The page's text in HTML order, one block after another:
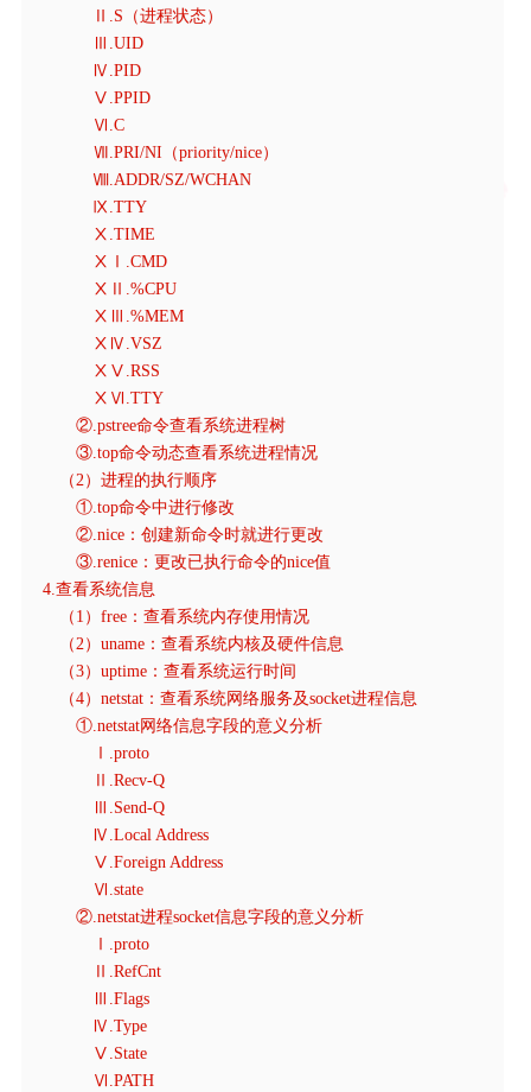
Ⅱ.S（进程状态）
Ⅲ.UID
Ⅳ.PID
Ⅴ.PPID
Ⅵ.C
Ⅶ.PRI/NI（priority/nice）
Ⅷ.ADDR/SZ/WCHAN
Ⅸ.TTY
Ⅹ.TIME
ⅩⅠ.CMD
ⅩⅡ.%CPU
ⅩⅢ.%MEM
ⅩⅣ.VSZ
ⅩⅤ.RSS
ⅩⅥ.TTY
②.pstree命令查看系统进程树
③.top命令动态查看系统进程情况
（2）进程的执行顺序
①.top命令中进行修改
②.nice：创建新命令时就进行更改
③.renice：更改已执行命令的nice值
4.查看系统信息
（1）free：查看系统内存使用情况
（2）uname：查看系统内核及硬件信息
（3）uptime：查看系统运行时间
（4）netstat：查看系统网络服务及socket进程信息
①.netstat网络信息字段的意义分析
Ⅰ.proto
Ⅱ.Recv-Q
Ⅲ.Send-Q
Ⅳ.Local Address
Ⅴ.Foreign Address
Ⅵ.state
②.netstat进程socket信息字段的意义分析
Ⅰ.proto
Ⅱ.RefCnt
Ⅲ.Flags
Ⅳ.Type
Ⅴ.State
Ⅵ.PATH